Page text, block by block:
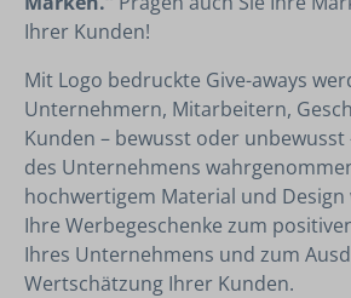
Ihrer Kunden!
Mit Logo bedruckte Give-aways
Unternehmern, Mitarbeitern,
Kunden – bewusst oder unbewusst
des Unternehmens
hochwertigem Material und Design
Ihre Werbegeschenke zum
Ihres Unternehmens und zum
Wertschätzung Ihrer Kunden.